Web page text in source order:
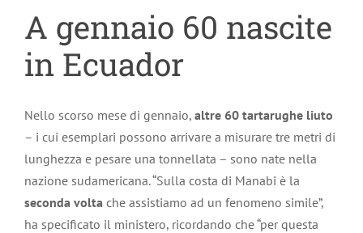
A gennaio 60 nascite
in Ecuador
Nello scorso mese di gennaio, altre 60 tartarughe liuto
– i cui esemplari possono arrivare a misurare tre metri di
lunghezza e pesare una tonnellata – sono nate nella
nazione sudamericana. “Sulla costa di Manabi è la
seconda volta che assistiamo ad un fenomeno simile”,
ha specificato il ministero, ricordando che “per questa